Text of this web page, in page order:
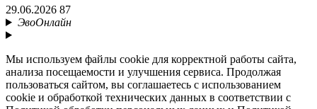
29.06.2026 87
ЭвоОнлайн
Мы используем файлы cookie для корректной работы сайта,
анализа посещаемости и улучшения сервиса. Продолжая
пользоваться сайтом, вы соглашаетесь с использованием
cookie и обработкой технических данных в соответствии с